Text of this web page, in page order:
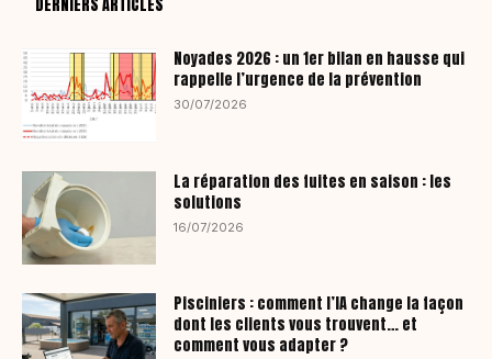
DERNIERS ARTICLES
Noyades 2026 : un 1er bilan en hausse qui
rappelle l’urgence de la prévention
30/07/2026
La réparation des fuites en saison : les
solutions
16/07/2026
Pisciniers : comment l’IA change la façon
dont les clients vous trouvent… et
comment vous adapter ?